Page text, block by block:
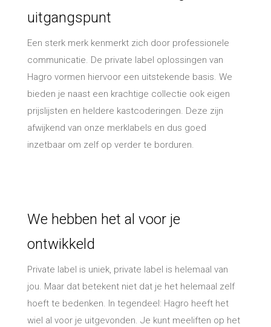
uitgangspunt
Een sterk merk kenmerkt zich door professionele
communicatie. De private label oplossingen van
Hagro vormen hiervoor een uitstekende basis. We
bieden je naast een krachtige collectie ook eigen
prijslijsten en heldere kastcoderingen. Deze zijn
afwijkend van onze merklabels en dus goed
inzetbaar om zelf op verder te borduren.
We hebben het al voor je
ontwikkeld
Private label is uniek, private label is helemaal van
jou. Maar dat betekent niet dat je het helemaal zelf
hoeft te bedenken. In tegendeel: Hagro heeft het
wiel al voor je uitgevonden. Je kunt meeliften op het
Instore
Storechannel
Storecoins
Rotpunkt
Vacatures
Consumenten
Hagro Keukens
Edisonstraat 4